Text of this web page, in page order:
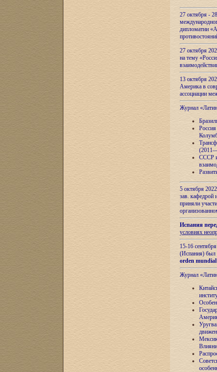
27 октября -
дипломатии
27 октября
на тему
13 октября
Америка в
ассоциации
Журнал
СССР и
5 октября
зав.
приняли
Испания
условиях
15-16
(Испания) был
orden
Журнал